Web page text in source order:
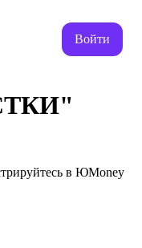
Войти
в ЮMoney